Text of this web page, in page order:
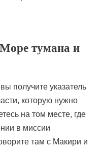
тумана и
получите указатель
которую нужно
на том месте, где
в миссии
там с Макири и